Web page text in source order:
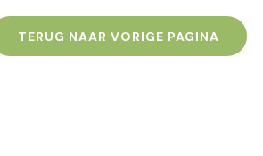
TERUG NAAR VORIGE PAGINA